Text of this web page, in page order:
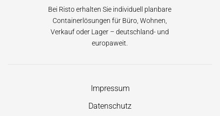
Bei Risto erhalten Sie individuell planbare
Containerlösungen für Büro, Wohnen,
Verkauf oder Lager – deutschland- und
europaweit.
Navigation
überspringen
Impressum
Datenschutz